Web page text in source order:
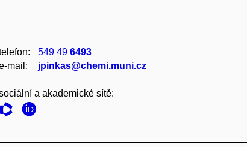
549 49 6493
jpinkas@chemi.muni.cz
a akademické sítě: